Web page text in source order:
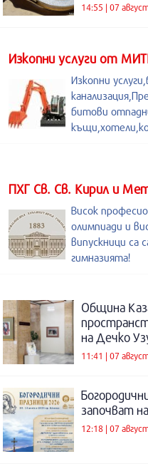
14:55 | 07
Изкопни услуги от
Изкопни
битови
ПХГ Св. Св. Кирил и
Висок
олимпиади и
випускници са
гимназията!
Община
на Дечко
11:41 | 07
започват
12:18 | 07